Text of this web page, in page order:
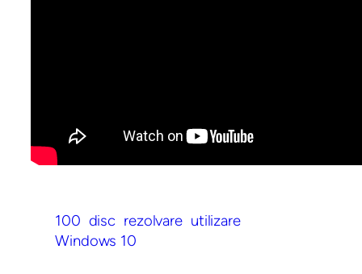
100 disc rezolvare utilizare
Windows 10